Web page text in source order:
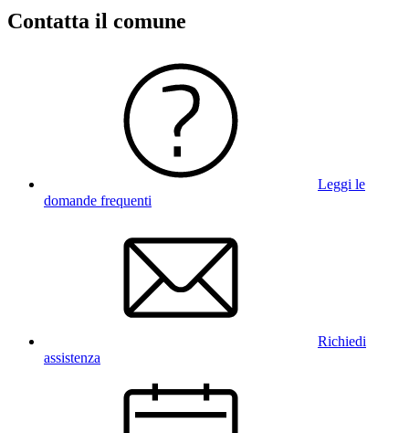
Contatta il comune
Leggi le
domande frequenti
Richiedi
assistenza